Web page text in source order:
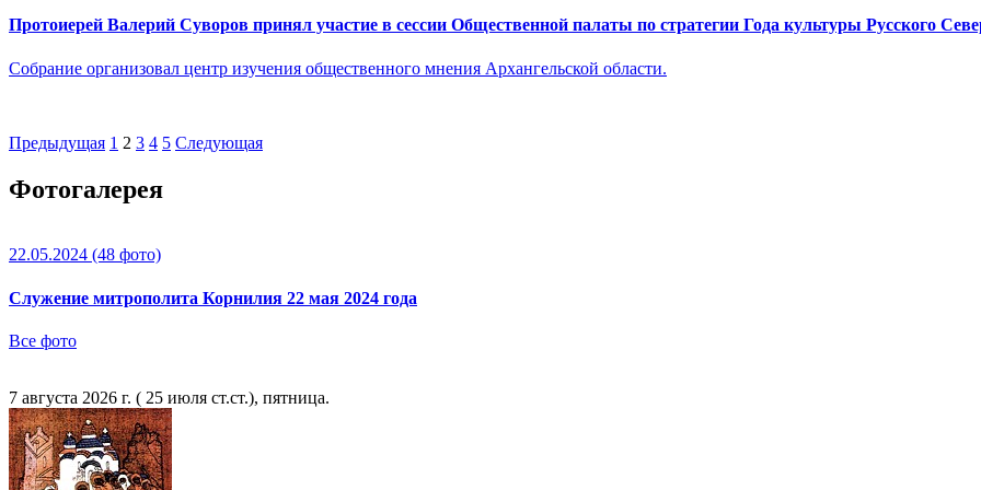
Протоиерей Валерий Суворов принял участие в сессии Общественной палаты по стратегии Года культуры Русского
Собрание организовал центр изучения общественного мнения Архангельской области.
Предыдущая 1 2 3 4 5 Следующая
Фотогалерея
22.05.2024 (48 фото)
Служение митрополита Корнилия 22 мая 2024 года
Все фото
7 августа 2026 г. ( 25 июля ст.ст.), пятница.